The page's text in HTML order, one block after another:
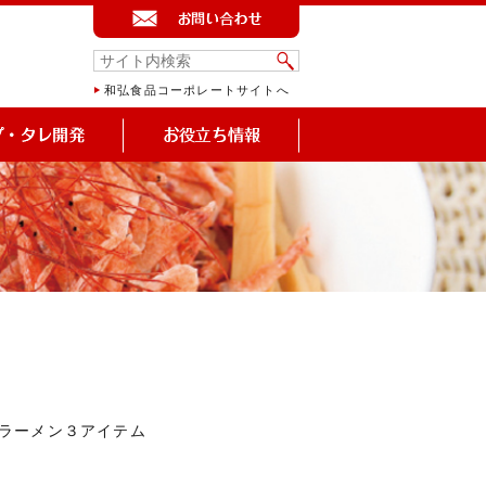
和弘食品コーポレートサイトへ
ーメン３アイテム